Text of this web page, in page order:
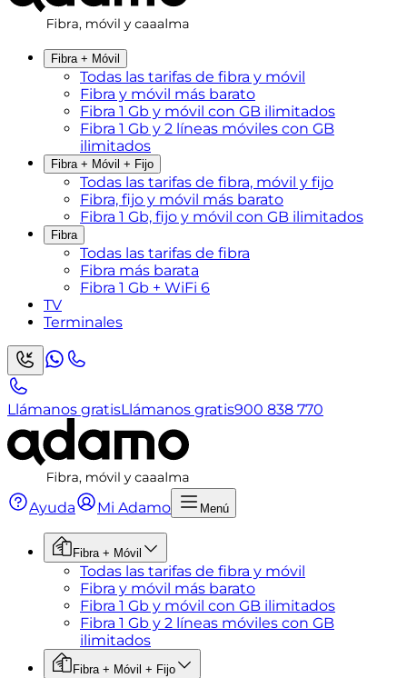
Fibra + Móvil
Todas las tarifas de fibra y móvil
Fibra y móvil más barato
Fibra 1 Gb y móvil con GB ilimitados
Fibra 1 Gb y 2 líneas móviles con GB
ilimitados
Fibra + Móvil + Fijo
Todas las tarifas de fibra, móvil y fijo
Fibra, fijo y móvil más barato
Fibra 1 Gb, fijo y móvil con GB ilimitados
Fibra
Todas las tarifas de fibra
Fibra más barata
Fibra 1 Gb + WiFi 6
TV
Terminales
Llámanos gratisLlámanos gratis900 838 770
Ayuda Mi Adamo Menú
Fibra + Móvil
Todas las tarifas de fibra y móvil
Fibra y móvil más barato
Fibra 1 Gb y móvil con GB ilimitados
Fibra 1 Gb y 2 líneas móviles con GB
ilimitados
Fibra + Móvil + Fijo